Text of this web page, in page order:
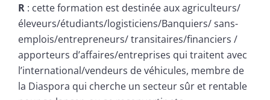
R : cette formation est destinée aux agriculteurs/
éleveurs/étudiants/logisticiens/Banquiers/ sans-
emplois/entrepreneurs/ transitaires/financiers /
apporteurs d’affaires/entreprises qui traitent avec
l’international/vendeurs de véhicules, membre de
la Diaspora qui cherche un secteur sûr et rentable